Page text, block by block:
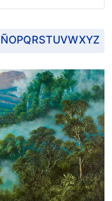
ÑOPQRSTUVWXYZ